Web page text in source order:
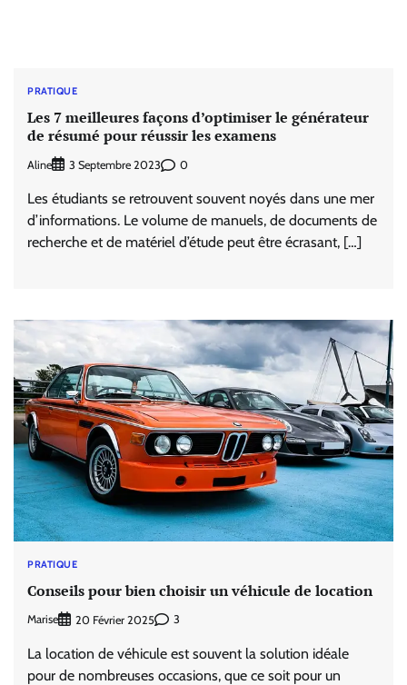
PRATIQUE
Les 7 meilleures façons d’optimiser le générateur
de résumé pour réussir les examens
Aline 3 Septembre 2023 0
Les étudiants se retrouvent souvent noyés dans une mer
d’informations. Le volume de manuels, de documents de
recherche et de matériel d’étude peut être écrasant, […]
PRATIQUE
Conseils pour bien choisir un véhicule de location
Marise 20 Février 2025 3
La location de véhicule est souvent la solution idéale
pour de nombreuses occasions, que ce soit pour un